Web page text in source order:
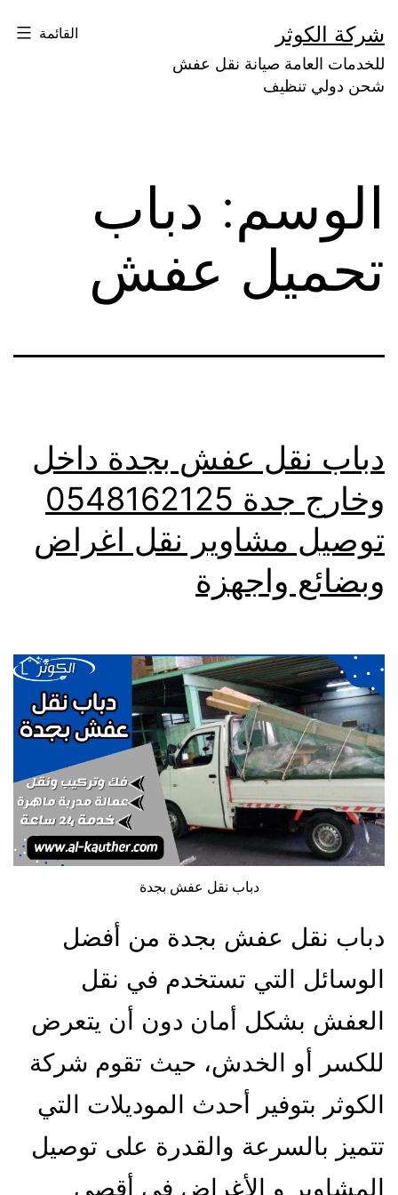
إلى
المحتوى
شركة الكوثر
للخدمات العامة صيانة نقل عفش
شحن دولي تنظيف
القائمة
الوسم: دباب
تحميل عفش
دباب نقل عفش بجدة داخل
وخارج جدة 0548162125
توصيل مشاوير نقل اغراض
وبضائع واجهزة
دباب نقل عفش بجدة
دباب نقل عفش بجدة من أفضل
الوسائل التي تستخدم في نقل
العفش بشكل أمان دون أن يتعرض
للكسر أو الخدش، حيث تقوم شركة
الكوثر بتوفير أحدث الموديلات التي
تتميز بالسرعة والقدرة على توصيل
المشاوير و الأغراض في أقصى